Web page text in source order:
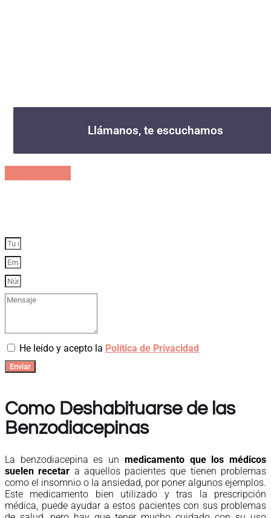
Llámanos, te escuchamos
He leído y acepto la Política de Privacidad
Enviar
Como Deshabituarse de las
Benzodiacepinas
La benzodiacepina es un medicamento que los médicos
suelen recetar a aquellos pacientes que tienen problemas
como el insomnio o la ansiedad, por poner algunos ejemplos.
Este medicamento bien utilizado y tras la prescripción
médica, puede ayudar a estos pacientes con sus problemas